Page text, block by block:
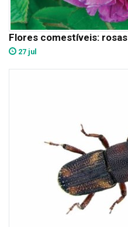
Flores comestíveis: rosas
27 jul